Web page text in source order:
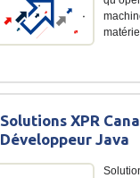
matériel
Solutions XPR
Développeur Java